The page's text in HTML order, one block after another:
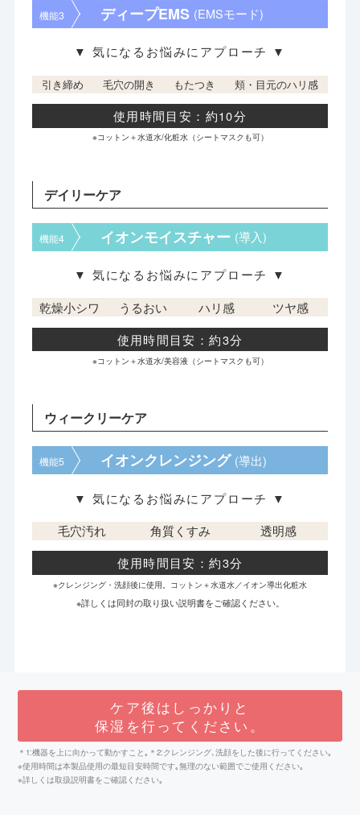
機能3 ディープEMS (EMSモード)
▼ 気になるお悩みにアプローチ ▼
引き締め 毛穴の開き もたつき 頬・目元のハリ感
使用時間目安：約10分
※コットン＋水道水/化粧水（シートマスクも可）
デイリーケア
機能4 イオンモイスチャー (導入)
▼ 気になるお悩みにアプローチ ▼
乾燥小シワ
うるおい ハリ感
ツヤ感
使用時間目安：約3分
※コットン＋水道水/美容液（シートマスクも可）
ウィークリーケア
機能5 イオンクレンジング (導出)
▼ 気になるお悩みにアプローチ ▼
毛穴汚れ
角質くすみ
透明感
使用時間目安：約3分
※クレンジング・洗顔後に使用。コットン＋水道水／イオン導出化粧水
※詳しくは同封の取り扱い説明書をご確認ください。
ケア後はしっかりと
保湿を行ってください。
＊1:機器を上に向かって動かすこと｡＊2:クレンジング､洗顔をした後に行ってください｡
※使用時間は本製品使用の最短目安時間です｡無理のない範囲でご使用ください｡
※詳しくは取扱説明書をご確認ください｡